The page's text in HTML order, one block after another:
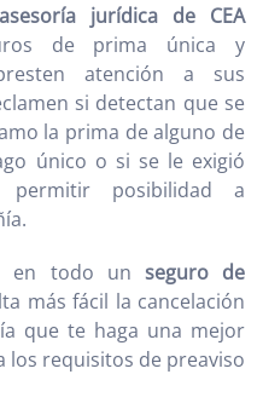
asesoría jurídica de CEA
de prima única y
atención a sus
si detectan que se
la prima de alguno de
único o si se le exigió
permitir posibilidad a
en todo un seguro de
más fácil la cancelación
que te haga una mejor
los requisitos de preaviso